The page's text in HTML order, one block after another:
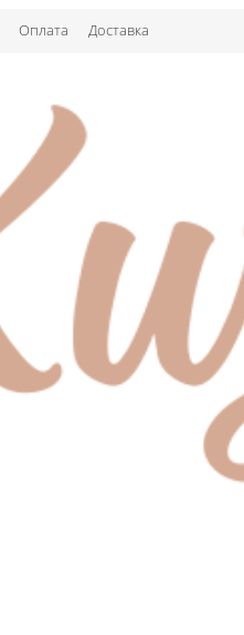
Оплата Доставка